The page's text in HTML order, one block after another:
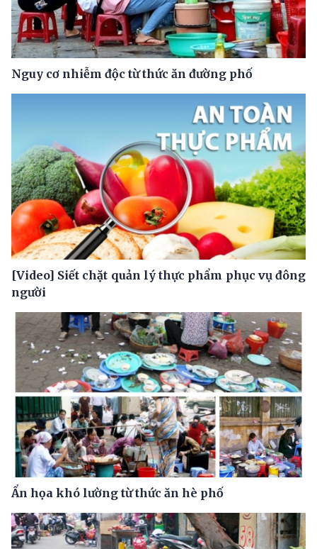
Nguy cơ nhiễm độc từ thức ăn đường phố
[Video] Siết chặt quản lý thực phẩm phục vụ đông
người
Ẩn họa khó lường từ thức ăn hè phố